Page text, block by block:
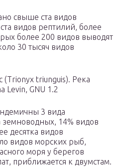
свыше ста видов
видов рептилий, более
более 200 видов выводят
30 тысяч видов
triunguis). Река
Levin, GNU 1.2
3 вида
14% видов
десятка видов
видов морских рыб,
моря у берегов
приближается к двумстам.